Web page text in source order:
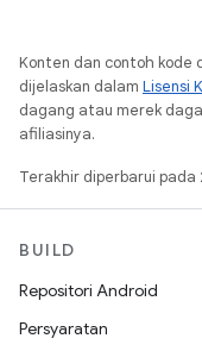
Konten dan contoh kode
dijelaskan dalam Lisensi
dagang atau merek
afiliasinya.
Terakhir diperbarui
BUILD
Repositori Android
Persyaratan